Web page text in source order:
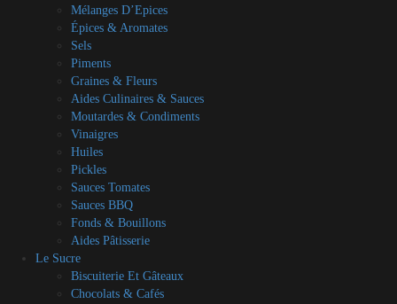
Mélanges D’Epices
Épices & Aromates
Sels
Piments
Graines & Fleurs
Aides Culinaires & Sauces
Moutardes & Condiments
Vinaigres
Huiles
Pickles
Sauces Tomates
Sauces BBQ
Fonds & Bouillons
Aides Pâtisserie
Le Sucre
Biscuiterie Et Gâteaux
Chocolats & Cafés